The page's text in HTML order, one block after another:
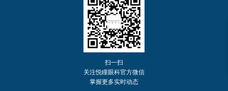
扫一扫
关注悦瞳眼科官方微信
掌握更多实时动态